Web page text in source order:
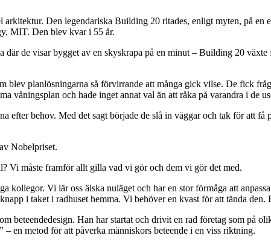
arkitektur. Den legendariska Building 20 ritades, enligt myten, på
MIT. Den blev kvar i 55 år.
där de visar bygget av en skyskrapa på en minut – Building 20
blev planlösningarna så förvirrande att många gick vilse. De fick
våningsplan och hade inget annat val än att råka på varandra i de
efter behov. Med det sagt började de slå in väggar och tak för att
Nobelpriset.
Vi måste framför allt gilla vad vi gör och dem vi gör det med.
kollegor. Vi lär oss älska nuläget och har en stor förmåga att
i taket i radhuset hemma. Vi behöver en kvast för att tända
beteendedesign. Han har startat och drivit en rad företag som på
en metod för att påverka människors beteende i en viss riktning.